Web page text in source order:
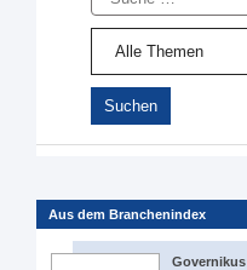
Aus dem Branchenindex
Governikus